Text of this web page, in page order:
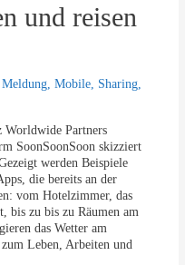
und reisen
,Meldung ,Mobile Sharing
Partners
SoonSoonSoon skizziert
werden Beispiele
die bereits an der
vom Hotelzimmer, das
bis zu bis zu Räumen am
das Wetter am
Leben, Arbeiten und